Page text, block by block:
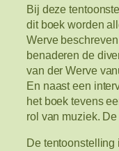
Bij deze
dit boek worden
Werve
benaderen de
van der Werve
En naast een
het boek tevens
rol van muziek.
De tentoonstelling